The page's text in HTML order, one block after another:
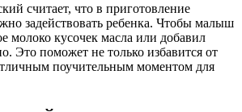
считает, что в приготовление
задействовать ребенка. Чтобы малыш
молоко кусочек масла или добавил
Это поможет не только избавится от
поучительным моментом для